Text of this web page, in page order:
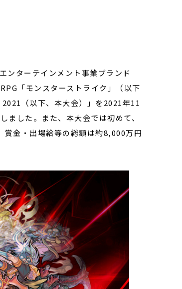
ンターテインメント事業ブランド
「モンスターストライク」（以下
（以下、本大会）」を2021年11
した。また、本大会では初めて、
賞金・出場給等の総額は約8,000万円